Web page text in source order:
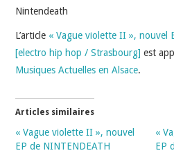
INDÉPENDANTS
DOKO
Nintendeath
L’article « Vague violette II », nouvel
[electro hip hop / Strasbourg] est
Musiques Actuelles en Alsace.
Articles similaires
« Vague violette II », nouvel
EP de NINTENDEATH
«
EP